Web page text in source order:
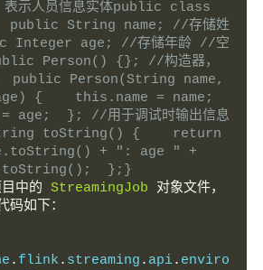
表示人员信息实体public class
public String name; //存储姓
Integer age; //存储年龄 //空
Person() {}; //构造器，
public Person(String name,
{    this.name = name;
age;  }; //用于调试时输出信息
toString() {    return
+ ": age " +
};}
中的 StreamingJob
对象文件，
码如下：
. flink . streaming . api. enviro